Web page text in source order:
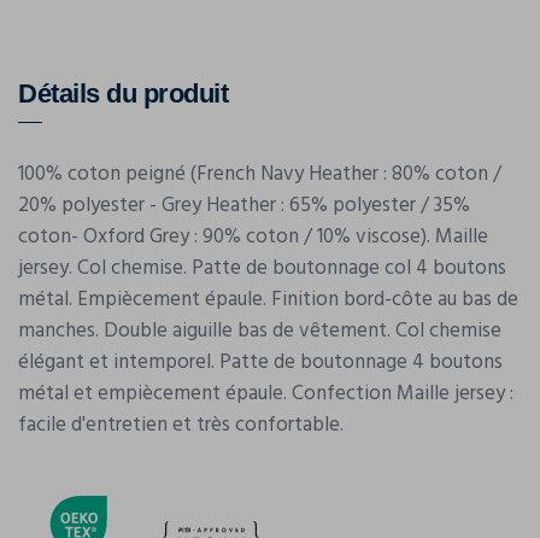
Détails du produit
100% coton peigné (French Navy Heather : 80% coton /
20% polyester - Grey Heather : 65% polyester / 35%
coton- Oxford Grey : 90% coton / 10% viscose). Maille
jersey. Col chemise. Patte de boutonnage col 4 boutons
métal. Empiècement épaule. Finition bord-côte au bas de
manches. Double aiguille bas de vêtement. Col chemise
élégant et intemporel. Patte de boutonnage 4 boutons
métal et empiècement épaule. Confection Maille jersey :
facile d'entretien et très confortable.